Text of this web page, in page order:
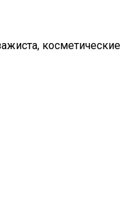
косметические